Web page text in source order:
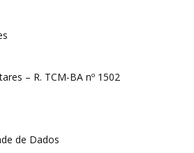
– R. TCM-BA nº 1502
de Dados